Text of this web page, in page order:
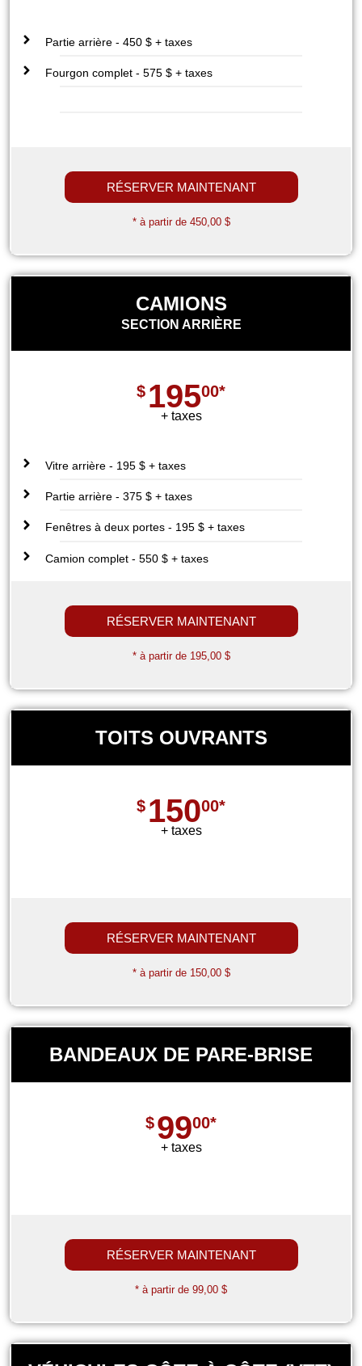
Partie arrière - 450 $ + taxes
Fourgon complet - 575 $ + taxes
RÉSERVER MAINTENANT
* à partir de 450,00 $
CAMIONS
SECTION ARRIÈRE
$ 19500*
+ taxes
Vitre arrière - 195 $ + taxes
Partie arrière - 375 $ + taxes
Fenêtres à deux portes - 195 $ + taxes
Camion complet - 550 $ + taxes
RÉSERVER MAINTENANT
* à partir de 195,00 $
TOITS OUVRANTS
$ 15000*
+ taxes
RÉSERVER MAINTENANT
* à partir de 150,00 $
BANDEAUX DE PARE-BRISE
$9900*
+ taxes
RÉSERVER MAINTENANT
* à partir de 99,00 $